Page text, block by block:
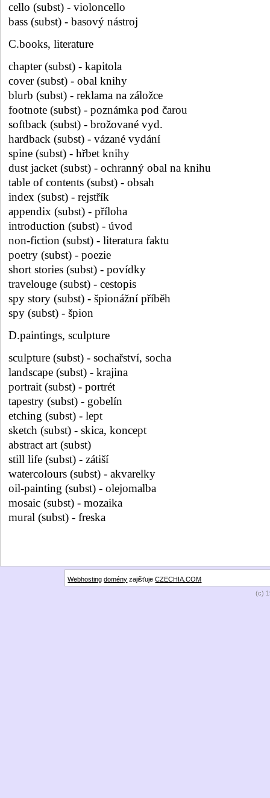
cello (subst) - violoncello
bass (subst) - basový nástroj
C.books, literature
chapter (subst) - kapitola
cover (subst) - obal knihy
blurb (subst) - reklama na záložce
footnote (subst) - poznámka pod čarou
softback (subst) - brožované vyd.
hardback (subst) - vázané vydání
spine (subst) - hřbet knihy
dust jacket (subst) - ochranný obal na knihu
table of contents (subst) - obsah
index (subst) - rejstřík
appendix (subst) - příloha
introduction (subst) - úvod
non-fiction (subst) - literatura faktu
poetry (subst) - poezie
short stories (subst) - povídky
travelouge (subst) - cestopis
spy story (subst) - špionážní příběh
spy (subst) - špion
D.paintings, sculpture
sculpture (subst) - sochařství, socha
landscape (subst) - krajina
portrait (subst) - portrét
tapestry (subst) - gobelín
etching (subst) - lept
sketch (subst) - skica, koncept
abstract art (subst)
still life (subst) - zátiší
watercolours (subst) - akvarelky
oil-painting (subst) - olejomalba
mosaic (subst) - mozaika
mural (subst) - freska
Webhosting domény zajišťujeCZECHIA.COM
(c)